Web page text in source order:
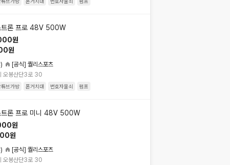
트론 프로 48V 500W
원
원
[공식] 퀄리스포츠
오봉산단3로 30
튜브가방 폰거치대 번호자물쇠 펌프
트론 프로 미니 48V 500W
원
원
[공식] 퀄리스포츠
오봉산단3로 30